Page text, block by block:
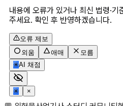
내용에 오류가 있거나 최신 법령·
주세요. 확인 후 반영하겠습니다.
오류 제보
외움
애매
모름
✳AI 채점
✳ ×